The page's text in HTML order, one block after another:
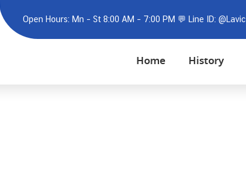
Open Hours: Mn – St 8:00 AM – 7:00 PM 💬 Line ID: @Lavic
Home History